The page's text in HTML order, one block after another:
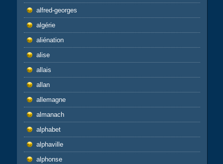
alfred-georges
algérie
aliénation
alise
allais
allan
allemagne
almanach
alphabet
alphaville
alphonse